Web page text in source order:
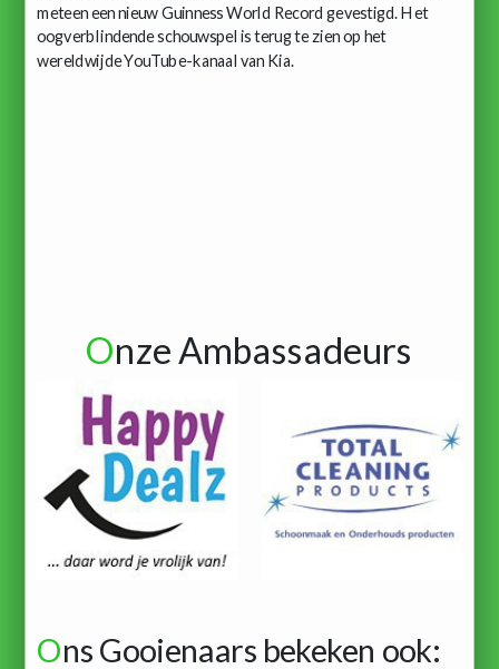
meteen een nieuw Guinness World Record gevestigd. Het
oogverblindende schouwspel is terug te zien op het
wereldwijde YouTube-kanaal van Kia.
Onze Ambassadeurs
Ons Gooienaars bekeken ook: